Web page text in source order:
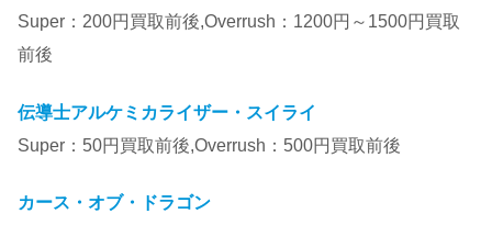
Super：200円買取前後,Overrush：1200円～1500円買取
前後
伝導士アルケミカライザー・スイライ
Super：50円買取前後,Overrush：500円買取前後
カース・オブ・ドラゴン